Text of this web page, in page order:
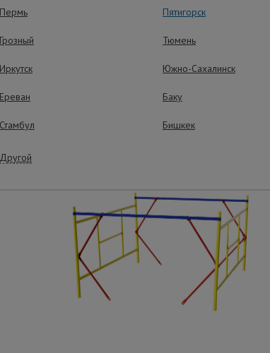
измененным конструктивом не совместима для
преимущества –
Пермь Пятигорск
Грозный Тюмень
Иркутск Южно-Сахалинск
Ереван Баку
Стамбул Бишкек
Другой